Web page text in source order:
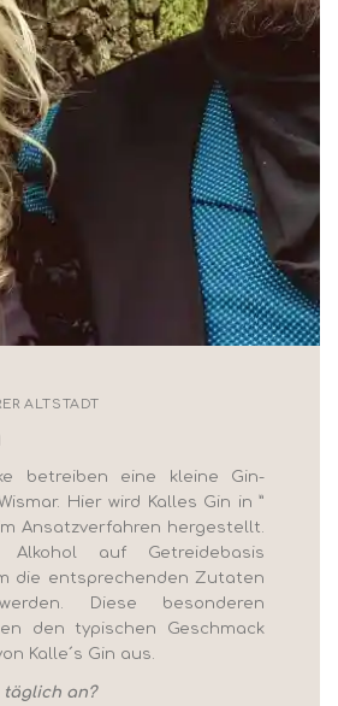
ALTSTADT
betreiben eine kleine Gin-
Hier wird Kalles Gin in ”
Ansatzverfahren hergestellt.
auf Getreidebasis
die entsprechenden Zutaten
Diese besonderen
den typischen Geschmack
Kalle´s Gin aus.
täglich an?